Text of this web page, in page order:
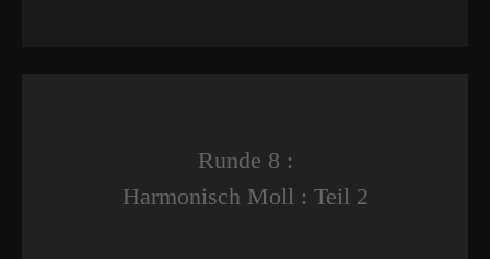
Runde 8 :
Harmonisch Moll : Teil 2